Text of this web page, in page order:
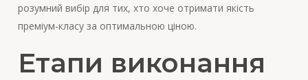
розумний вибір для тих, хто хоче отримати якість
преміум-класу за оптимальною ціною.
Етапи виконання